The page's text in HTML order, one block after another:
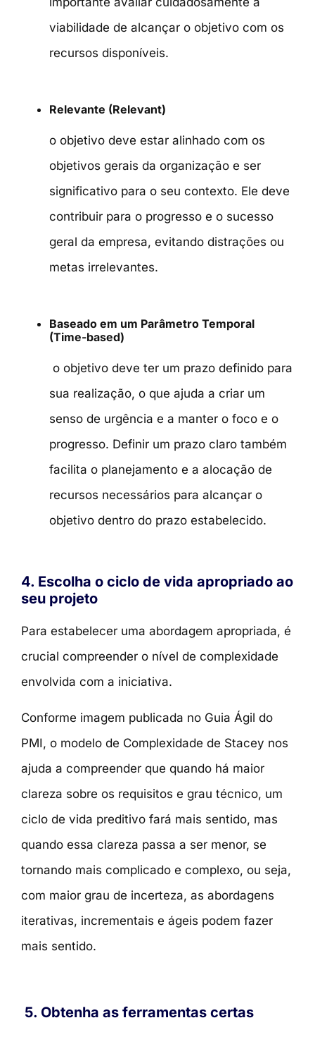
viabilidade de alcançar o objetivo com os
recursos disponíveis.
Relevante (Relevant)
o objetivo deve estar alinhado com os
objetivos gerais da organização e ser
significativo para o seu contexto. Ele deve
contribuir para o progresso e o sucesso
geral da empresa, evitando distrações ou
metas irrelevantes.
Baseado em um Parâmetro Temporal
(Time-based)
o objetivo deve ter um prazo definido para
sua realização, o que ajuda a criar um
senso de urgência e a manter o foco e o
progresso. Definir um prazo claro também
facilita o planejamento e a alocação de
recursos necessários para alcançar o
objetivo dentro do prazo estabelecido.
4. Escolha o ciclo de vida apropriado ao
seu projeto
Para estabelecer uma abordagem apropriada, é
crucial compreender o nível de complexidade
envolvida com a iniciativa.
Conforme imagem publicada no Guia Ágil do
PMI, o modelo de Complexidade de Stacey nos
ajuda a compreender que quando há maior
clareza sobre os requisitos e grau técnico, um
ciclo de vida preditivo fará mais sentido, mas
quando essa clareza passa a ser menor, se
tornando mais complicado e complexo, ou seja,
com maior grau de incerteza, as abordagens
iterativas, incrementais e ágeis podem fazer
mais sentido.
5. Obtenha as ferramentas certas